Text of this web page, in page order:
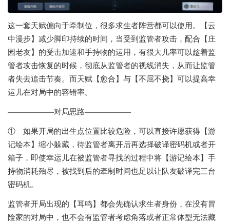
这一套天赋偏向于牵制位，很多求生者阵营都可以使用。【云
中漫步】减少脚印持续的时间，当受到监管者攻击，配合【庄
园老友】的受击加速和手持物的运用，有很大几率可以趁着监
管者攻击恢复的时候，彻底从监管者的视线消失，从而让监管
者失去追击节奏。而天赋【愈合】与【不屈不挠】可以提高幸
运儿在对局中的容错率。
——————对局思路——————
① 如果开局的出生点位置比较危险，可以直接许愿获得【游
记绘本】缩小躲藏，待监管者离开后再选择破译密码机或者开
箱子，即使幸运儿在被监管者寻找的过程中将【游记绘本】手
持物消耗殆尽，被找到后的牵制时间也足以让队友破译完三台
密码机。
监管者开局出现的【耳鸣】都会先确认求生者身份，在没有冒
险家的对局中，也不会有监管者考虑角落或者正常体型无法藏